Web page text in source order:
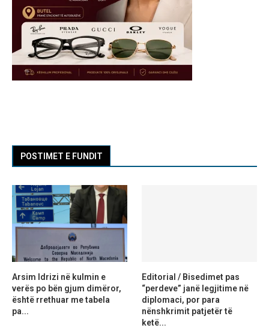
POSTIMET E FUNDIT
Arsim Idrizi në kulmin e
verës po bën gjum dimëror,
është rrethuar me tabela
pa...
Editorial / Bisedimet pas
“perdeve” janë legjitime në
diplomaci, por para
nënshkrimit patjetër të
ketë...